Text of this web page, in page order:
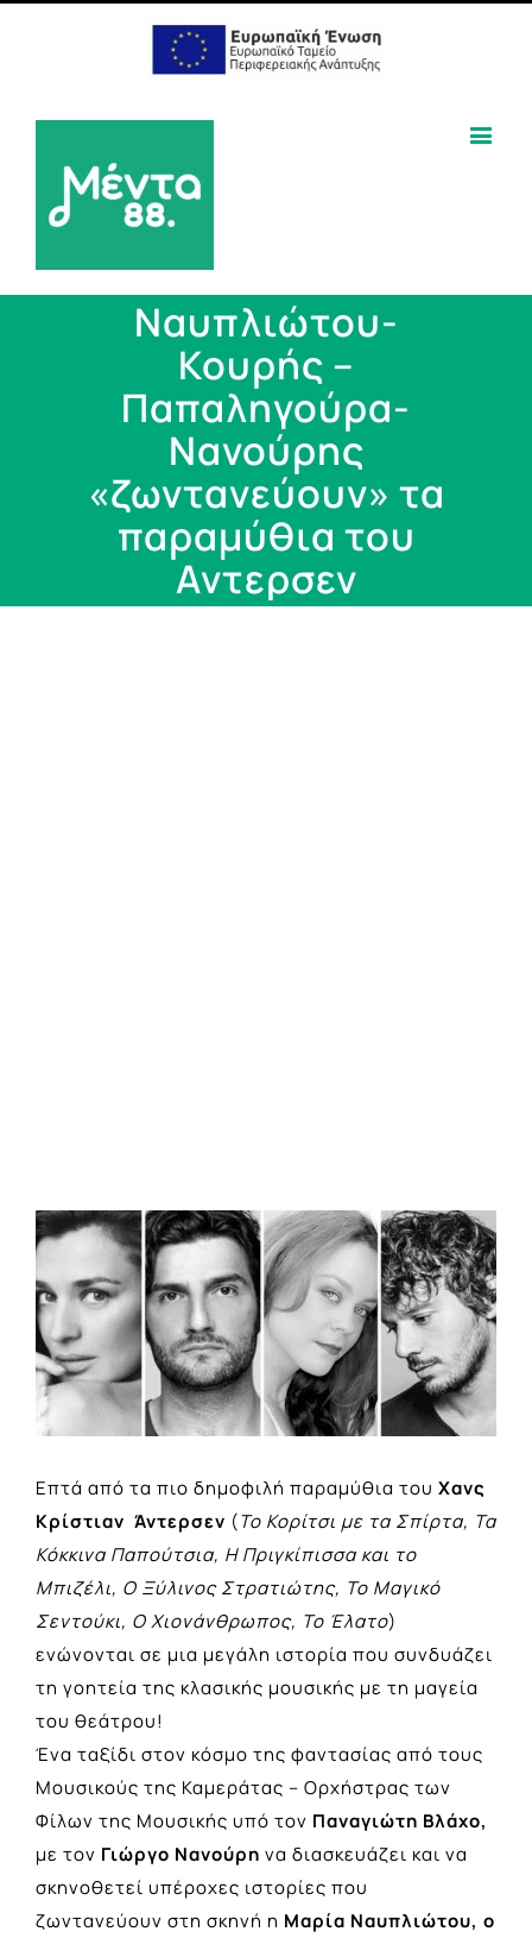
Ναυπλιώτου-
Κουρής –
Παπαληγούρα-
Νανούρης
«ζωντανεύουν» τα
παραμύθια του
Αντερσεν
View
Larger
Image
Επτά από τα πιο δημοφιλή παραμύθια του Χανς
Κρίστιαν Άντερσεν (Το Κορίτσι με τα Σπίρτα, Τα
Κόκκινα Παπούτσια, Η Πριγκίπισσα και το
Μπιζέλι, Ο Ξύλινος Στρατιώτης, Το Μαγικό
Σεντούκι, Ο Χιονάνθρωπος, Το Έλατο)
ενώνονται σε μια μεγάλη ιστορία που συνδυάζει
τη γοητεία της κλασικής μουσικής με τη μαγεία
του θεάτρου!
Ένα ταξίδι στον κόσμο της φαντασίας από τους
Μουσικούς της Καμεράτας – Ορχήστρας των
Φίλων της Μουσικής υπό τον Παναγιώτη Βλάχο,
με τον Γιώργο Νανούρη να διασκευάζει και να
σκηνοθετεί υπέροχες ιστορίες που
ζωντανεύουν στη σκηνή η Μαρία Ναυπλιώτου, ο